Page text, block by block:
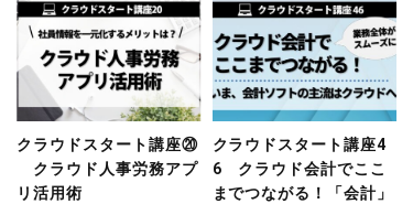
クラウドスタート講座⑳
クラウド人事労務アプ
リ活用術
クラウドスタート講座4
6 クラウド会計でここ
までつながる！「会計」